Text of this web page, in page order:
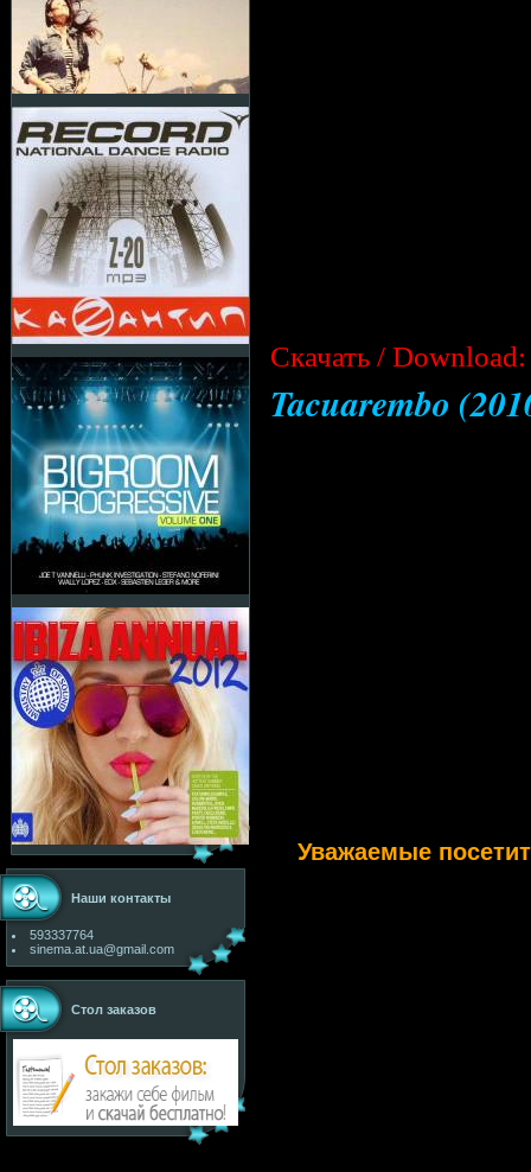
Наши контакты
593337764
sinema.at.ua@gmail.com
Стол заказов
Cкачать / Download:
Tacuarembo
Уважаемые